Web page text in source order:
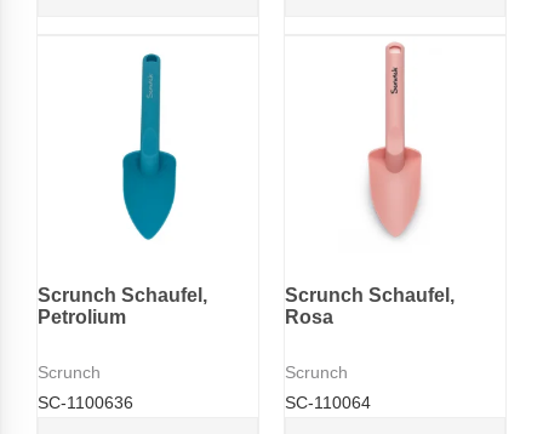
Scrunch Schaufel,
Petrolium
Scrunch
SC-1100636
Scrunch Schaufel,
Rosa
Scrunch
SC-110064